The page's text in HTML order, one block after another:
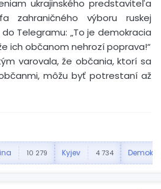
ukrajinského predstaviteľa
zahraničného výboru ruskej
Telegramu: „To je demokracia
ich občanom nehrozí poprava!“
varovala, že občania, ktorí sa
môžu byť potrestaní až
10 279 Kyjev 4 734